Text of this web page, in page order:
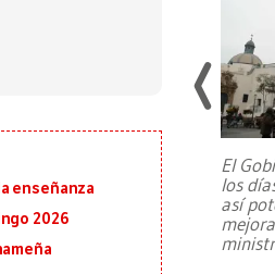
enseñanza
2026
escuetas
adversarios, el
Luiz Inácio Lula
este domingo su
El
los
así